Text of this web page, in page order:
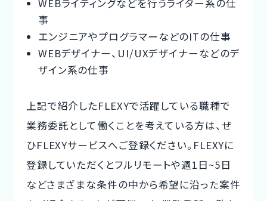
WEBライティングなどを行うライター系の仕
事
エンジニアやプログラマーなどのITの仕事
WEBデザイナー、UI/UXデザイナーなどのデ
ザイン系の仕事
上記で紹介したFLEXYで活躍している職種で
業務委託として働くことを考えている方は、ぜ
ひFLEXYサービスへご登録ください。FLEXYに
登録していただくとフルリモートや週1日~5日
などさまざまな条件の中から希望に沿った案件